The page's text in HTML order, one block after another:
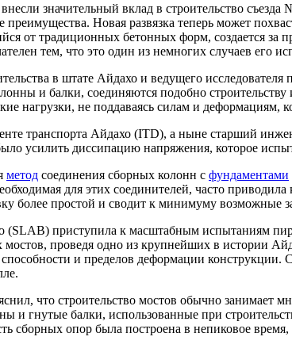
значительный вклад в строительство
Новая развязка теперь может
от традиционных бетонных форм, создается за
тем, что это один из немногих случаев его
в штате Айдахо и ведущего исследователя
и балки, соединяются подобно
нагрузки, не поддаваясь силам и деформациям,
транспорта Айдахо (ITD), а ныне старший
усилить диссипацию напряжения, которое
метод соединения сборных колонн с фундаментами
для этих соединителей, часто
более простой и сводит к минимуму возможные
(SLAB) приступила к масштабным испытаниям
проведя одно из крупнейших в истории
и пределов деформации конструкции.
что строительство мостов обычно занимает
гнутые балки, использованные при
сборных опор была построена в непиковое